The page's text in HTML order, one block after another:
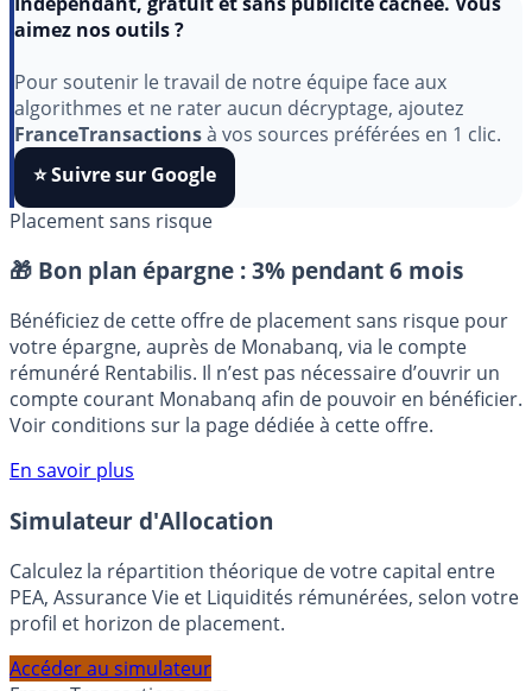
aimez nos outils ?
Pour soutenir le travail de notre équipe face aux
algorithmes et ne rater aucun décryptage, ajoutez
FranceTransactionsà vos sources préférées en 1 clic.
⭐️ Suivre sur Google
Placement sans risque
🎁 Bon plan épargne : 3% pendant 6 mois
Bénéficiez de cette offre de placement sans risque pour
votre épargne, auprès de Monabanq, via le compte
rémunéré Rentabilis. Il n’est pas nécessaire d’ouvrir un
Voir conditions sur la page dédiée à cette offre.
En savoir plus
Simulateur d'Allocation
Calculez la répartition théorique de votre capital entre
PEA, Assurance Vie et Liquidités rémunérées, selon votre
profil et horizon de placement.